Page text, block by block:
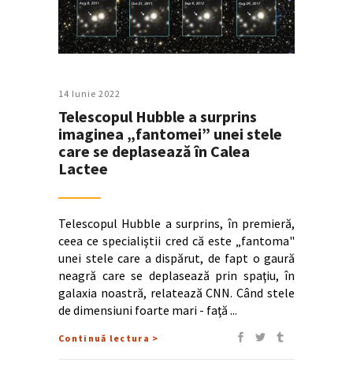
14 Iunie 2022
Telescopul Hubble a surprins
imaginea „fantomei” unei stele
care se deplasează în Calea
Lactee
Telescopul Hubble a surprins, în premieră,
ceea ce specialiştii cred că este „fantoma"
unei stele care a dispărut, de fapt o gaură
neagră care se deplasează prin spaţiu, în
galaxia noastră, relatează CNN. Când stele
de dimensiuni foarte mari - faţă
Continuă lectura >